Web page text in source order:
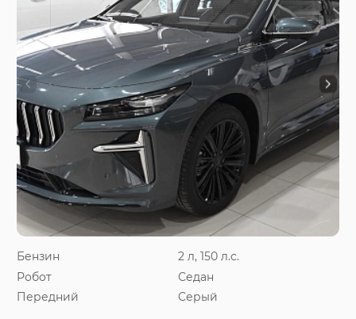
Бензин
2 л, 150 л.с.
Робот
Седан
Передний
Серый